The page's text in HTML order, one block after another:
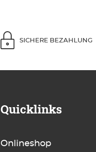
SICHERE BEZAHLUNG
Quicklinks
Onlineshop